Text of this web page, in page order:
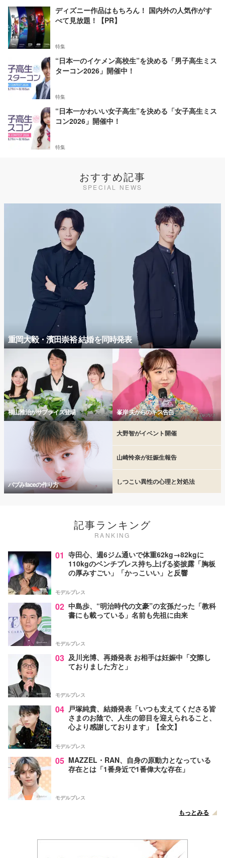
ディズニー作品はもちろん！ 国内外の人気作がす
べて見放題！【PR】
特集
“日本一のイケメン高校生”を決める「男子高生ミス
ターコン2026」開催中！
特集
“日本一かわいい女子高生”を決める「女子高生ミス
コン2026」開催中！
特集
おすすめ記事
SPECIAL NEWS
重岡大毅・濱田崇裕 結婚を同時発表
福山雅治がサプライズ登場 峯岸 夫からのキス告白
バブみfaceの作り方
大野智がイベント開催
山崎怜奈が妊娠生報告
しつこい異性の心理と対処法
記事ランキング
RANKING
01 寺田心、週6ジム通いで体重62kg→82kgに
110kgのベンチプレス持ち上げる姿披露「胸板
の厚みすごい」「かっこいい」と反響
モデルプレス
02 中島歩、“明治時代の文豪”の玄孫だった「教科
書にも載っている」名前も先祖に由来
モデルプレス
03 及川光博、再婚発表 お相手は妊娠中「交際し
ておりました方と」
モデルプレス
04 戸塚純貴、結婚発表「いつも支えてくださる皆
さまのお陰で、人生の節目を迎えられること、
心より感謝しております」【全文】
モデルプレス
05 MAZZEL・RAN、自身の原動力となっている
存在とは「1番身近で1番偉大な存在」
モデルプレス
もっとみる